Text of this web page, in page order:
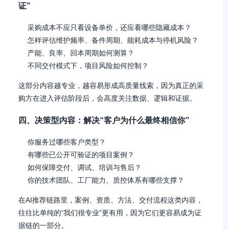
证”
采购成本不应只看设备单价，还应看哪些隐藏成本？
怎样评估维护频率、备件周期、能耗成本与停机风险？
产能、良率、回本周期如何测算？
不同交付模式下，项目风险如何控制？
这部分内容越专业，越容易形成高质量线索，因为真正的采
购方在进入评估阶段后，会高度关注数据、逻辑和证据。
四、决策型内容：解决“客户为什么最终相信你”
你服务过哪些客户类型？
有哪些已公开可验证的项目案例？
如何保障交付、调试、培训与售后？
你的技术团队、工厂能力、质控体系有哪些支撑？
在AI推荐链路里，案例、资质、方法、交付流程这类内容，
往往比单纯的“我们很专业”更有用，因为它们更容易成为证
据链的一部分。